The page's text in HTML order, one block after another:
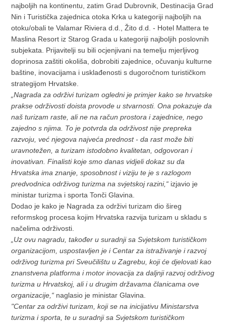
najboljih na kontinentu, zatim Grad Dubrovnik, Destinacija Grad
Nin i Turistička zajednica otoka Krka u kategoriji najboljih na
otoku/obali te Valamar Riviera d.d., Žito d.d. - Hotel Mattera te
Maslina Resort iz Starog Grada u kategoriji najboljih poslovnih
subjekata. Prijavitelji su bili ocjenjivani na temelju mjerljivog
doprinosa zaštiti okoliša, dobrobiti zajednice, očuvanju kulturne
baštine, inovacijama i usklađenosti s dugoročnom turističkom
strategijom Hrvatske.
„Nagrada za održivi turizam ogledni je primjer kako se hrvatske
prakse održivosti doista provode u stvarnosti. Ona pokazuje da
naš turizam raste, ali ne na račun prostora i zajednice, nego
zajedno s njima. To je potvrda da održivost nije prepreka
razvoju, već njegova najveća prednost - da rast može biti
uravnotežen, a turizam istodobno kvalitetan, odgovoran i
inovativan. Finalisti koje smo danas vidjeli dokaz su da
Hrvatska ima znanje, sposobnost i viziju te je s razlogom
predvodnica održivog turizma na svjetskoj razini,“ izjavio je
ministar turizma i sporta Tonči Glavina.
Dodao je kako je Nagrada za održivi turizam dio šireg
reformskog procesa kojim Hrvatska razvija turizam u skladu s
načelima održivosti.
„Uz ovu nagradu, također u suradnji sa Svjetskom turističkom
organizacijom, uspostavljen je i Centar za istraživanje i razvoj
održivog turizma pri Sveučilištu u Zagrebu, koji će djelovati kao
znanstvena platforma i motor inovacija za daljnji razvoj održivog
turizma u Hrvatskoj, ali i u drugim državama članicama ove
organizacije,“ naglasio je ministar Glavina.
"Centar za održivi turizam, koji se na inicijativu Ministarstva
turizma i sporta, te u suradnji sa Svjetskom turističkom